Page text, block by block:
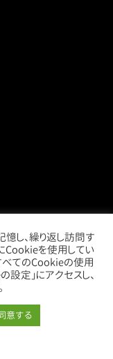
store
し、繰り返し訪問す
Cookieを使用してい
べてのCookieの使用
設定」にアクセスし、
意する